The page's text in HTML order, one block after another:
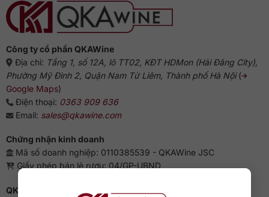
Công ty cổ phần QKAWine
Địa chỉ: Tầng 1, số 12A, lô TT02, KĐT HDMon (Hải Đăng City),
Phường Mỹ Đình 2, Quận Nam Từ Liêm, Thành phố Hà Nội(
Google Maps)
Điện thoại: 0363 909 636
Email: sales@qkawine.com
Chứng nhận kinh doanh
Mã số doanh nghiệp: 0110385539 - QKAWine JSC
Giấy phép bán lẻ rượu: 04/GP-UBND
QKAWine - Chuyên rượu ngoại hàng đầu Việt Nam